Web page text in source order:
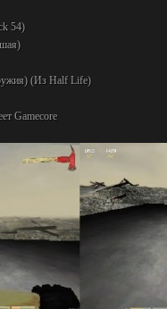
54)
(Из Half Life)
Gamecore